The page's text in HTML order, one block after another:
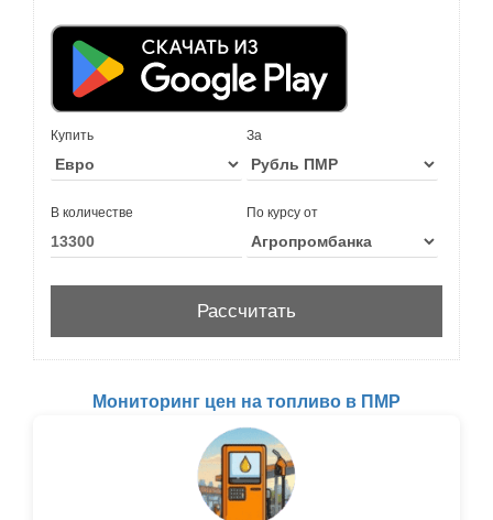
Купить За
В количестве По курсу от
Мониторинг цен на топливо в ПМР